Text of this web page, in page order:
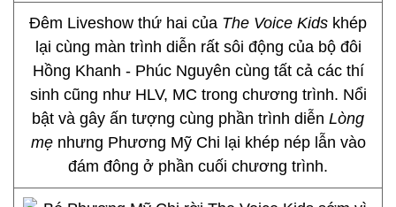
Đêm Liveshow thứ hai của The Voice Kids khép
lại cùng màn trình diễn rất sôi động của bộ đôi
Hồng Khanh - Phúc Nguyên cùng tất cả các thí
sinh cũng như HLV, MC trong chương trình. Nổi
bật và gây ấn tượng cùng phần trình diễn Lòng
mẹnhưng Phương Mỹ Chi lại khép nép lẫn vào
đám đông ở phần cuối chương trình.